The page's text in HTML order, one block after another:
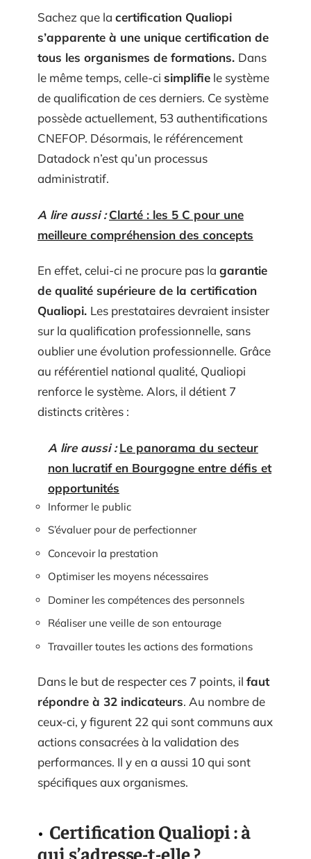
Sachez que la certification Qualiopi
s’apparente à une unique certification de
tous les organismes de formations. Dans
le même temps, celle-ci simplifie le système
de qualification de ces derniers. Ce système
possède actuellement, 53 authentifications
CNEFOP. Désormais, le référencement
Datadock n’est qu’un processus
administratif.
A lire aussi : Clarté : les 5 C pour une
meilleure compréhension des concepts
En effet, celui-ci ne procure pas la garantie
de qualité supérieure de la certification
Qualiopi. Les prestataires devraient insister
sur la qualification professionnelle, sans
oublier une évolution professionnelle. Grâce
au référentiel national qualité, Qualiopi
renforce le système. Alors, il détient 7
distincts critères :
A lire aussi : Le panorama du secteur
non lucratif en Bourgogne entre défis et
opportunités
Informer le public
S’évaluer pour de perfectionner
Concevoir la prestation
Optimiser les moyens nécessaires
Dominer les compétences des personnels
Réaliser une veille de son entourage
Travailler toutes les actions des formations
Dans le but de respecter ces 7 points, il faut
répondre à 32 indicateurs. Au nombre de
ceux-ci, y figurent 22 qui sont communs aux
actions consacrées à la validation des
performances. Il y en a aussi 10 qui sont
spécifiques aux organismes.
Certification Qualiopi : à
qui s’adresse-t-elle ?